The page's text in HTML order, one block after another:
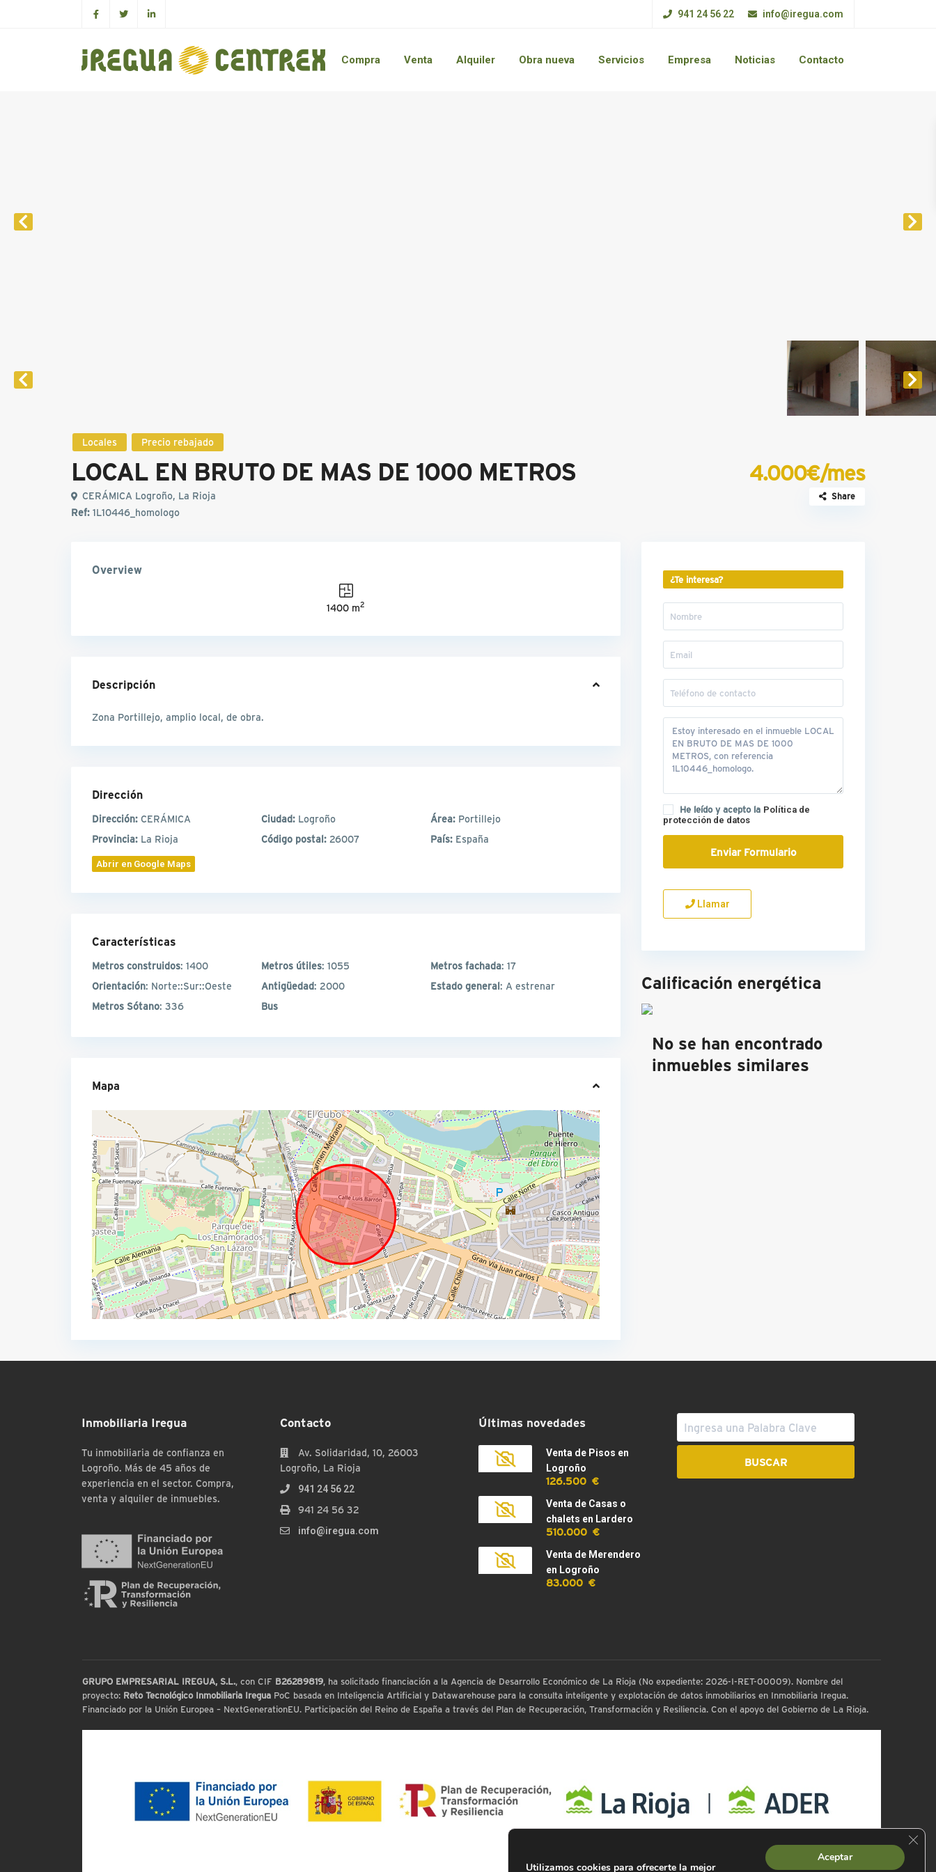
941 24 56 22 info@iregua.com
Compra Venta Alquiler Obra nueva Servicios Empresa Noticias Contacto
Locales Precio rebajado
LOCAL EN BRUTO DE MAS DE 1000 METROS 4.000€/mes
CERÁMICA Logroño, La Rioja
Ref:1L10446_homologo
Share
Overview
1400 m2
Descripción
Zona Portillejo, amplio local, de obra.
Dirección
Dirección: CERÁMICA Ciudad: Logroño Área: Portillejo
Provincia: La Rioja Código postal: 26007 País: España
Abrir en Google Maps
Características
Metros construidos: 1400 Metros útiles: 1055 Metros fachada: 17
Orientación: Norte::Sur::Oeste Antigüedad: 2000 Estado general: A estrenar
Metros Sótano: 336 Bus
Mapa
¿Te interesa?
He leído y acepto la Política de
protección de datos
Llamar
Calificación energética
No se han encontrado
inmuebles similares
Inmobiliaria Iregua
Tu inmobiliaria de confianza en
Logroño. Más de 45 años de
experiencia en el sector. Compra,
venta y alquiler de inmuebles.
Contacto
Av. Solidaridad, 10, 26003
Logroño, La Rioja
941 24 56 22
941 24 56 32
info@iregua.com
Últimas novedades
Venta de Pisos en
Logroño
126.500 €
Venta de Casas o
chalets en Lardero
510.000 €
Venta de Merendero
en Logroño
83.000 €
GRUPO EMPRESARIAL IREGUA, S.L., con CIF B26289819, ha solicitado financiación a la Agencia de Desarrollo Económico de La Rioja (No expediente: 2026-I-RET-00009). Nombre del
proyecto: Reto Tecnológico Inmobiliaria IreguaPoC basada en Inteligencia Artificial y Datawarehouse para la consulta inteligente y explotación de datos inmobiliarios en Inmobiliaria Iregua.
Financiado por la Unión Europea – NextGenerationEU. Participación del Reino de España a través del Plan de Recuperación, Transformación y Resiliencia. Con el apoyo del Gobierno de La Rioja.
Utilizamos cookies para ofrecerte la mejor
Aceptar